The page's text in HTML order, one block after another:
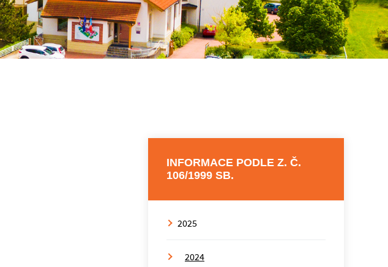
INFORMACE PODLE Z. Č.
106/1999 SB.
2025
2024